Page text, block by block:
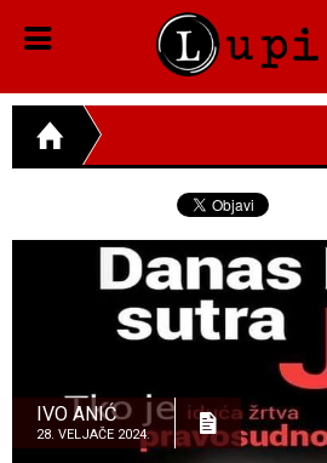
IVO ANIĆ
28. VELJAČE 2024.